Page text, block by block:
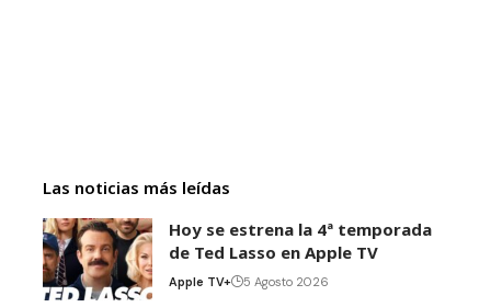
Las noticias más leídas
Hoy se estrena la 4ª temporada
de Ted Lasso en Apple TV
Apple TV+ 5 Agosto 2026